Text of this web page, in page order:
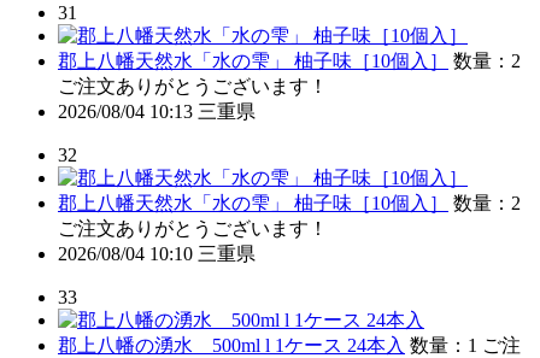
31
郡上八幡天然水「水の雫」 柚子味［10個入］
数量：2
ご注文ありがとうございます！
2026/08/04 10:13 三重県
32
郡上八幡天然水「水の雫」 柚子味［10個入］
数量：2
ご注文ありがとうございます！
2026/08/04 10:10 三重県
33
郡上八幡の湧水 500ml l 1ケース 24本入 数量：1 ご注